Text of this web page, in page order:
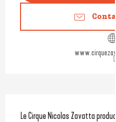
Description
Le Cirque Nicolas Zavatta